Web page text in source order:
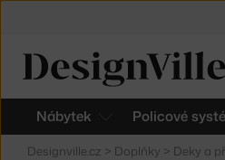
Nábytek Policové
Designville.cz > Doplňky > Deky a